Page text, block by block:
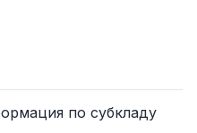
по субкладу